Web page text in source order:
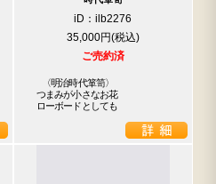
iD：ilb2276
35,000円
ご売約済
つまみが小さなお花
ローボードとしても